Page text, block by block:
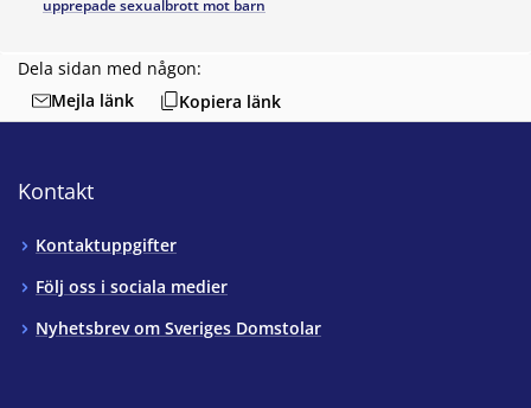
Dela sidan med någon:
Mejla länk
Kopiera länk
upprepade sexualbrott mot barn
Kontakt
Kontaktuppgifter
Följ oss i sociala medier
Nyhetsbrev om Sveriges Domstolar